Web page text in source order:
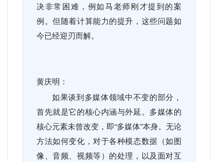
决非常困难，例如马老师刚才提到的案
例。但随着计算能力的提升，这些问题如
今已经迎刃而解。
黄庆明：
如果谈到多媒体领域中不变的部分，
首先就是它的核心内涵与外延。多媒体的
核心元素未曾改变，即“多媒体”本身。无论
方法如何变化，对于各种模态数据（如图
像、音频、视频等）的处理，以及面对互